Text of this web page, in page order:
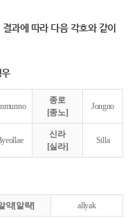
과에 따라 다음 각호와 같이
종로
[종노]
Jongno
신라
[실라]
Silla
약[알략] allyak